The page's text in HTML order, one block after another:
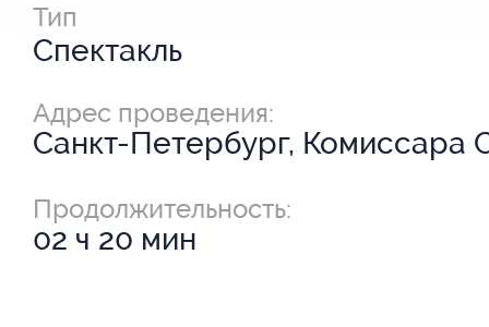
Тип
Спектакль
Адрес проведения:
Санкт-Петербург, Комиссара
Продолжительность:
02 ч 20 мин